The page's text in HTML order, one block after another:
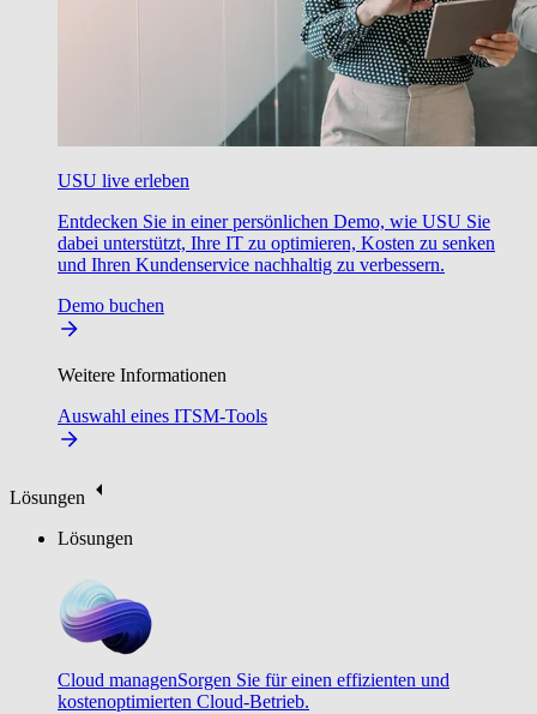
USU live erleben
Entdecken Sie in einer persönlichen Demo, wie USU Sie
dabei unterstützt, Ihre IT zu optimieren, Kosten zu senken
und Ihren Kundenservice nachhaltig zu verbessern.
Demo buchen
Weitere Informationen
Auswahl eines ITSM-Tools
Lösungen
Lösungen
Cloud managenSorgen Sie für einen effizienten und
kostenoptimierten Cloud-Betrieb.